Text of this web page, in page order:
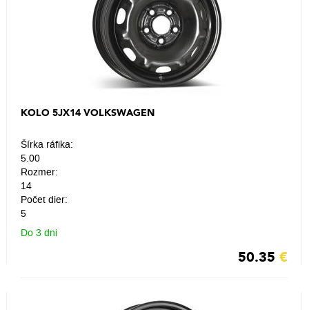
KOLO 5JX14 VOLKSWAGEN
Šírka ráfika:
5.00
Rozmer:
14
Počet dier:
5
Do 3 dni
50.35 €